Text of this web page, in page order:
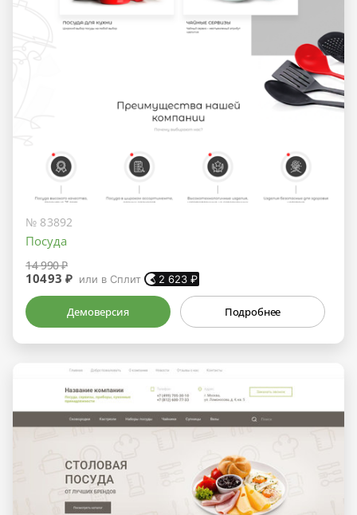
№ 83892
Посуда
14 990 ₽
10493 ₽ или в Сплит 2 623 ₽
Демоверсия Подробнее